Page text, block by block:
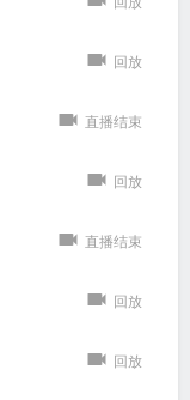
回放
直播结束
回放
直播结束
回放
回放